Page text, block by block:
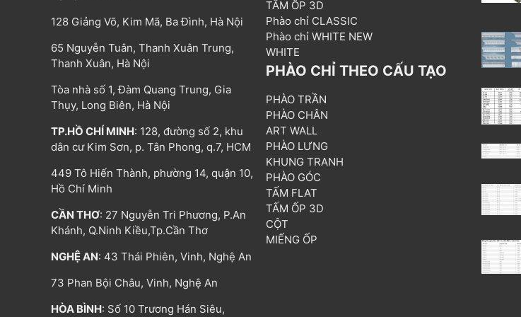
128 Giảng Võ, Kim Mã, Ba Đình, Hà Nội
65 Nguyễn Tuân, Thanh Xuân Trung,
Thanh Xuân, Hà Nội
Tòa nhà số 1, Đàm Quang Trung, Gia
Thụy, Long Biên, Hà Nội
TP.HỒ CHÍ MINH: 128, đường số 2, khu
dân cư Kim Sơn, p. Tân Phong, q.7, HCM
449 Tô Hiến Thành, phường 14, quận 10,
Hồ Chí Minh
CẦN THƠ: 27 Nguyễn Tri Phương, P.An
Khánh, Q.Ninh Kiều,Tp.Cần Thơ
NGHỆ AN: 43 Thái Phiên, Vinh, Nghệ An
73 Phan Bội Châu, Vinh, Nghệ An
HÒA BÌNH: Số 10 Trương Hán Siêu,
TẤM ỐP 3D
Phào chỉ CLASSIC
Phào chỉ WHITE NEW
WHITE
PHÀO CHỈ THEO CẤU TẠO
PHÀO TRẦN
PHÀO CHÂN
ART WALL
PHÀO LƯNG
KHUNG TRANH
PHÀO GÓC
TẤM FLAT
TẤM ỐP 3D
CỘT
MIẾNG ỐP